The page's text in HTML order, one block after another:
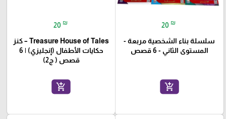
20 ₪
سلسلة بناء الشخصية مربعة -
المستوى الثاني - 6 قصص
add_shopping_cart
20 ₪
Treasure House of Tales – كنز
حكايات الأطفال (إنجليزي) | 6
قصص ( ج2)
add_shopping_cart